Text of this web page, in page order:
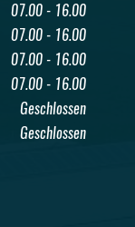
07.00 - 16.00
07.00 - 16.00
07.00 - 16.00
07.00 - 16.00
Geschlossen
Geschlossen